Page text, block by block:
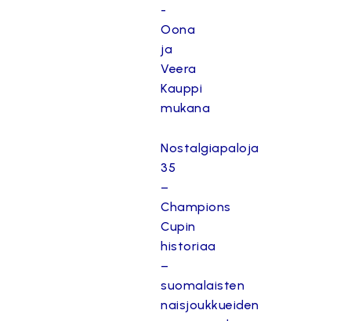
-
Oona
ja
Veera
Kauppi
mukana
Nostalgiapaloja
35
–
Champions
Cupin
historiaa
–
suomalaisten
naisjoukkueiden